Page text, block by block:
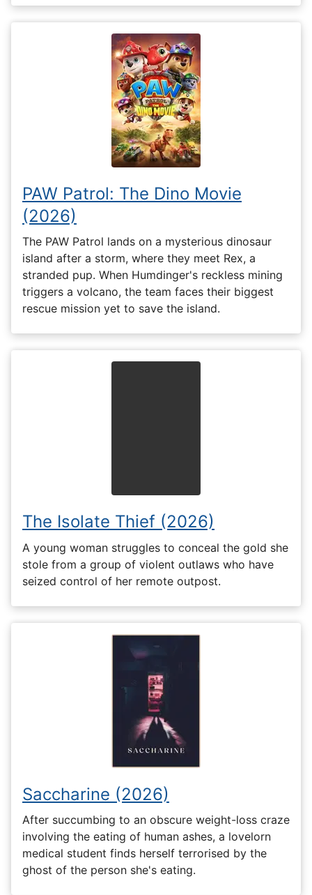
PAW Patrol: The Dino Movie
(2026)
The PAW Patrol lands on a mysterious dinosaur
island after a storm, where they meet Rex, a
stranded pup. When Humdinger's reckless mining
triggers a volcano, the team faces their biggest
rescue mission yet to save the island.
The Isolate Thief (2026)
A young woman struggles to conceal the gold she
stole from a group of violent outlaws who have
seized control of her remote outpost.
Saccharine (2026)
After succumbing to an obscure weight-loss craze
involving the eating of human ashes, a lovelorn
medical student finds herself terrorised by the
ghost of the person she's eating.